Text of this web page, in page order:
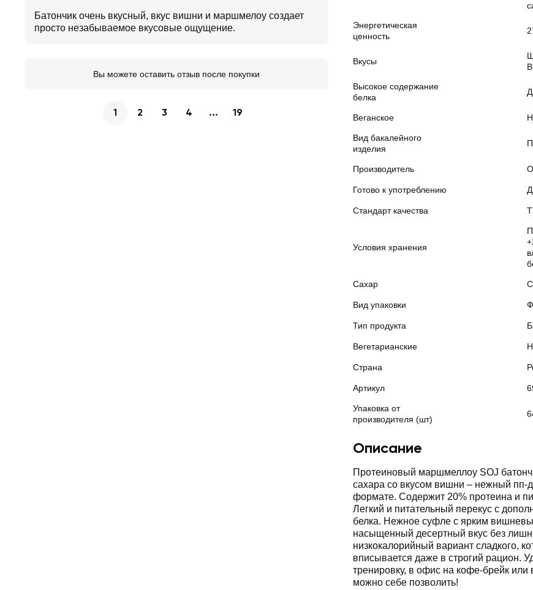
Энергетическая
ценность
Вкусы
Высокое содержание
белка
Веганское
Вид бакалейного
изделия
Производитель
Готово к употреблению
Стандарт качества
Условия хранения
Сахар
Вид упаковки
Тип продукта
Вегетарианские
Страна
Артикул
Упаковка от
производителя (шт)
Описание
Протеиновый маршмеллоу SOJ
сахара со вкусом вишни ‒ нежный пп-
формате. Содержит 20% протеина и
Легкий и питательный перекус с
белка. Нежное суфле с ярким
насыщенный десертный вкус без
низкокалорийный вариант сладкого,
вписывается даже в строгий рацион.
тренировку, в офис на кофе-брейк или
можно себе позволить!
Батончик очень вкусный, вкус вишни и маршмелоу создает
просто незабываемое вкусовые ощущение.
Вы можете оставить отзыв после покупки
1 2 3 4 ... 19